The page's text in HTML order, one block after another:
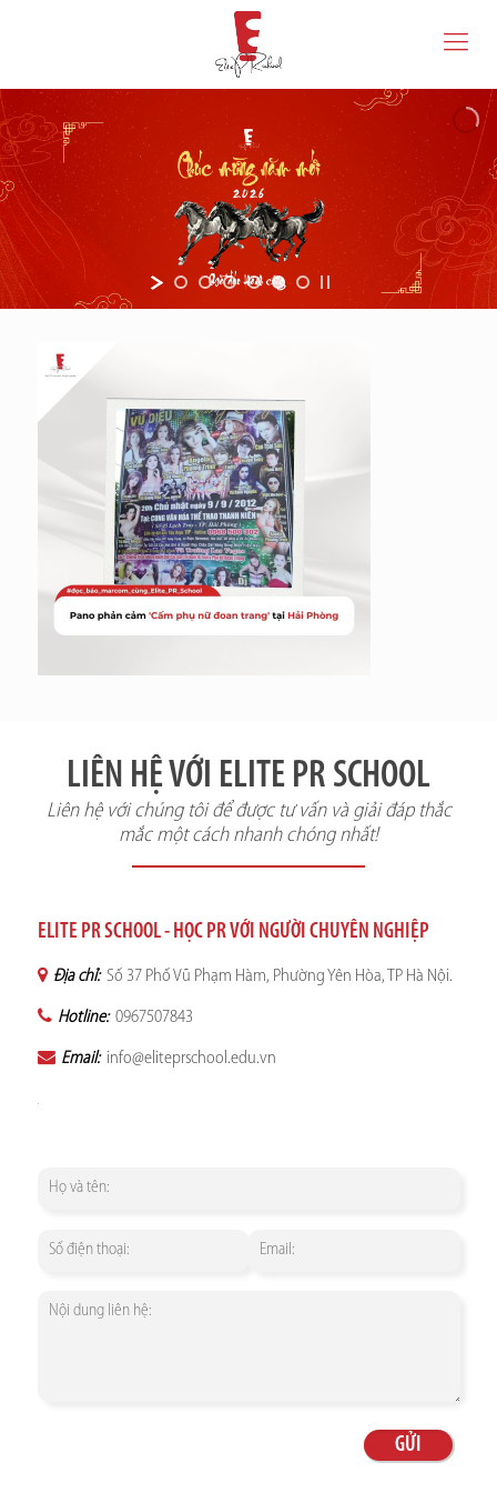
LIÊN HỆ VỚI ELITE PR SCHOOL
Liên hệ với chúng tôi để được tư vấn và giải đáp thắc
mắc một cách nhanh chóng nhất!
ELITE PR SCHOOL - HỌC PR VỚI NGƯỜI CHUYÊN NGHIỆP
Địa chỉ: Số 37 Phố Vũ Phạm Hàm, Phường Yên Hòa, TP Hà Nội.
Hotline: 0967507843
Email: info@eliteprschool.edu.vn